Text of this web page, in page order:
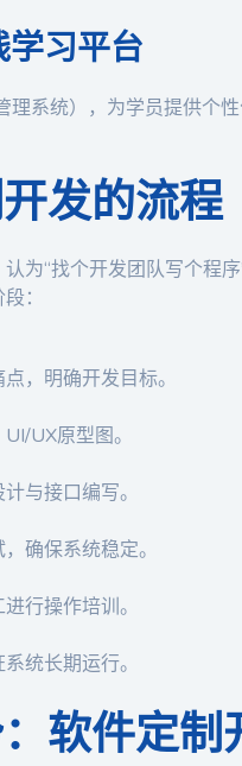
习平台
理系统），为学员提供个
发的流程
为“找个开发团队写个程
：
，明确开发目标。
UX原型图。
与接口编写。
确保系统稳定。
行操作培训。
统长期运行。
软件定制